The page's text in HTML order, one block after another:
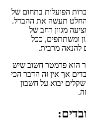
הפועלות בתחום של
בהחלט תעשה את ההבדל.
מגוון רחב של
ומשתתפים, ככל
להנאה מרבית.
הוא פרמטר חשוב שיש
אך אין זה הדבר הכי
יבוא על חשבון